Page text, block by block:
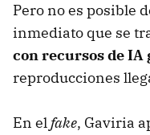
Pero no es posible
inmediato que se
con recursos de IA
reproducciones
En elfake, Gaviria